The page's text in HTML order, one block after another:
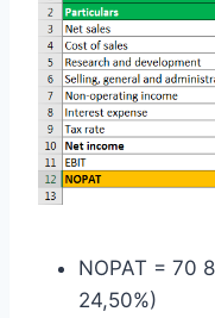
NOPAT = 70
24,50%)